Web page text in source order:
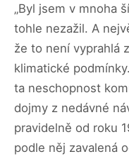
„Byl jsem v mnoha
tohle nezažil. A
že to není vyprahlá
klimatické
ta neschopnost
dojmy z nedávné
pravidelně od roku
podle něj zavalená